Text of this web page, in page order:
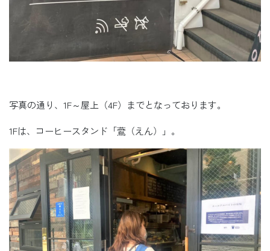
写真の通り、1F～屋上（4F）までとなっております。
1Fは、コーヒースタンド「鷰（えん）」。